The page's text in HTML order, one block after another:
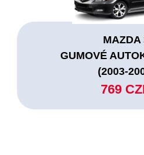
MAZDA
GUMOVÉ
(2003-
769